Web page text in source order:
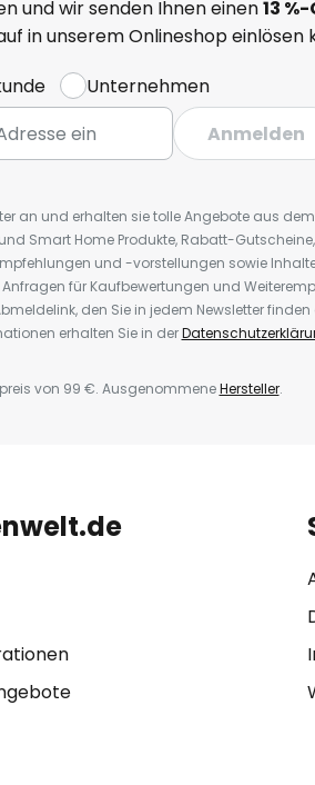
und wir senden Ihnen einen13 %-
in unserem Onlineshop einlösen
Unternehmen
Anmelden
an und erhalten sie tolle Angebote aus
Smart Home Produkte, Rabatt-
und -vorstellungen sowie
für Kaufbewertungen und
den Sie in jedem Newsletter finden
erhalten Sie in der
von 99 €. AusgenommeneHersteller.